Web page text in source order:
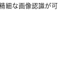
細な画像認識が可